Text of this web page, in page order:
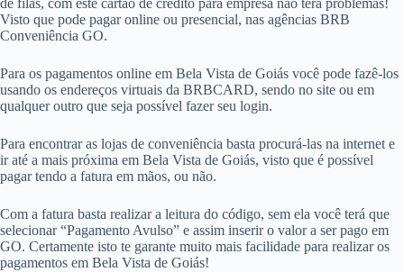
de filas, com este cartão de crédito para empresa não terá problemas!
Visto que pode pagar online ou presencial, nas agências BRB
Conveniência GO.
Para os pagamentos online em Bela Vista de Goiás você pode fazê-los
usando os endereços virtuais da BRBCARD, sendo no site ou em
qualquer outro que seja possível fazer seu login.
Para encontrar as lojas de conveniência basta procurá-las na internet e
ir até a mais próxima em Bela Vista de Goiás, visto que é possível
pagar tendo a fatura em mãos, ou não.
Com a fatura basta realizar a leitura do código, sem ela você terá que
selecionar “Pagamento Avulso” e assim inserir o valor a ser pago em
GO. Certamente isto te garante muito mais facilidade para realizar os
pagamentos em Bela Vista de Goiás!